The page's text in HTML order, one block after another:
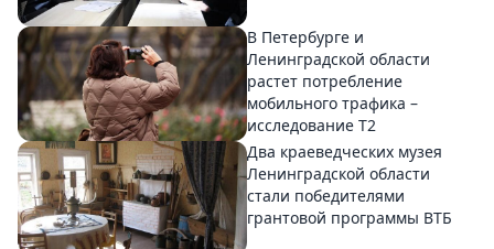
В Петербурге и
Ленинградской области
растет потребление
мобильного трафика –
исследование T2
Два краеведческих музея
Ленинградской области
стали победителями
грантовой программы ВТБ